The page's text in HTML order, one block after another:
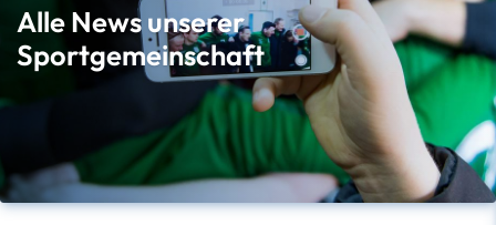
Alle News unserer
Sportgemeinschaft